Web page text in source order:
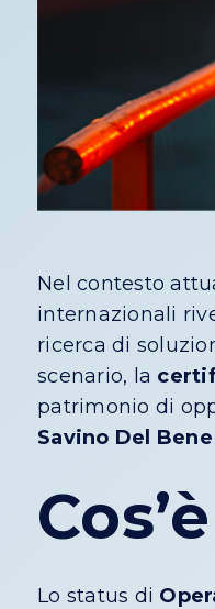
Nel contesto
internazionali
ricerca di
scenario, la
patrimonio di
Savino Del Bene
Lo status di